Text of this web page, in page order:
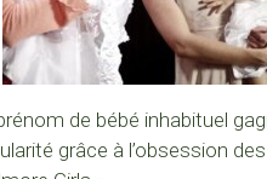
de bébé inhabituel
grâce à l’obsession des